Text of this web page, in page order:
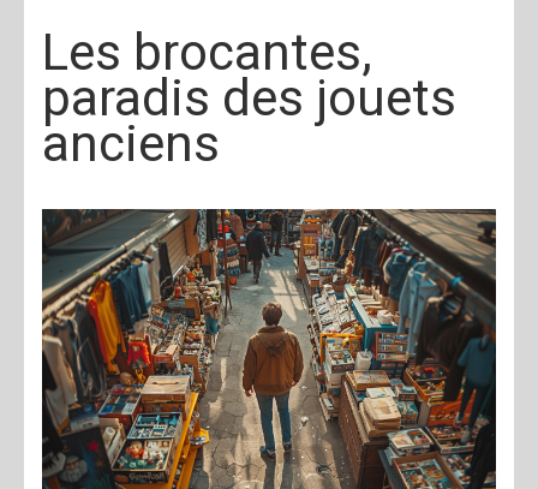
Les brocantes,
paradis des jouets
anciens